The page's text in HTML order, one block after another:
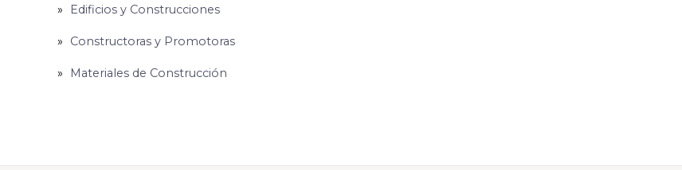
Edificios y Construcciones
Constructoras y Promotoras
Materiales de Construcción